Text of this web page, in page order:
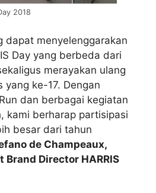
2018
dapat menyelenggarakan
Day yang berbeda dari
merayakan ulang
yang ke-17. Dengan
dan berbagai kegiatan
kami berharap partisipasi
besar dari tahun
de Champeaux,
Director HARRIS